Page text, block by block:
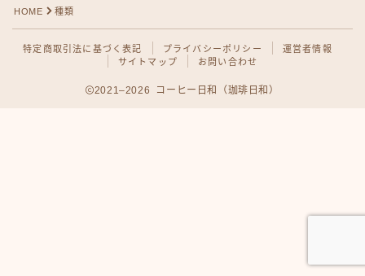
HOME 種類
特定商取引法に基づく表記 プライバシーポリシー
運営者情報
サイトマップ
お問い合わせ
2021–2026 コーヒー日和（珈琲日和）